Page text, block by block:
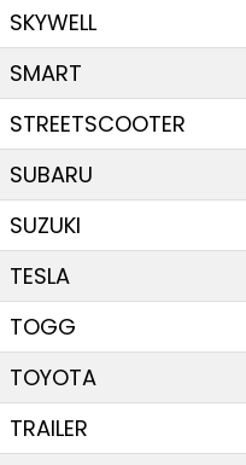
SKYWELL
SMART
STREETSCOOTER
SUBARU
SUZUKI
TESLA
TOGG
TOYOTA
TRAILER